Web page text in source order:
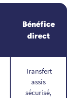
Bénéfice
direct
Transfert
assis
sécurisé,